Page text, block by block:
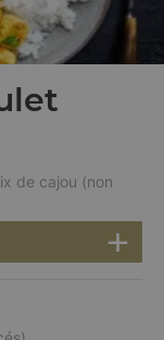
de cajou (non